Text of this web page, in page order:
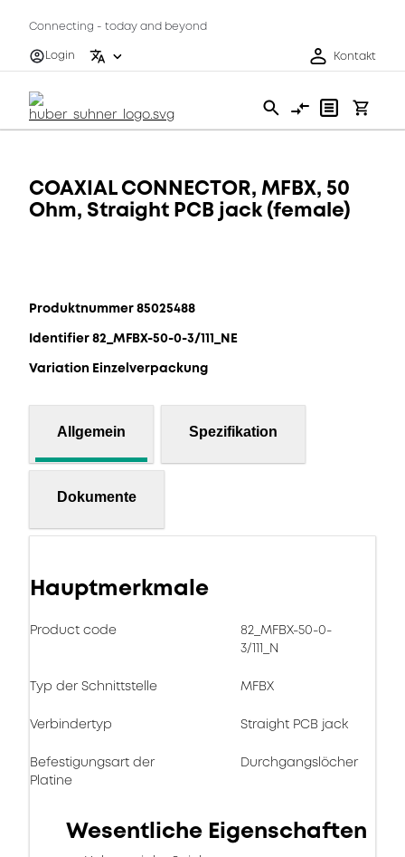
Connecting - today and beyond
Login
Kontakt
COAXIAL CONNECTOR, MFBX, 50
Ohm, Straight PCB jack (female)
Produktnummer 85025488
Identifier 82_MFBX-50-0-3/111_NE
Variation Einzelverpackung
Allgemein Spezifikation
Dokumente
Hauptmerkmale
Product code
82_MFBX-50-0-
3/111_N
Typ der Schnittstelle MFBX
Verbindertyp Straight PCB jack
Befestigungsart der
Platine
Durchgangslöcher
Wesentliche Eigenschaften